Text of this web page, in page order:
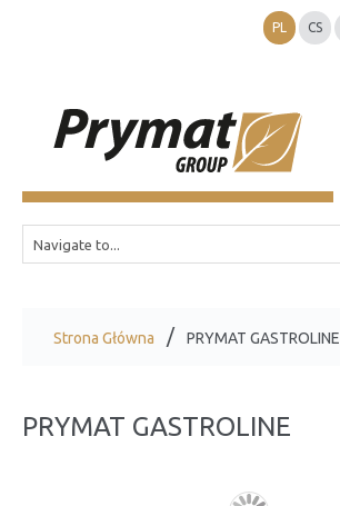
PL CS
Strona Główna PRYMAT GASTROLINE
PRYMAT GASTROLINE